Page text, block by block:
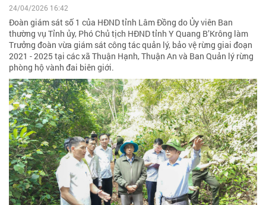
24/04/2026 16:42
Đoàn giám sát số 1 của HĐND tỉnh Lâm Đồng do Ủy viên Ban
thường vụ Tỉnh ủy, Phó Chủ tịch HĐND tỉnh Y Quang B’Krông làm
Trưởng đoàn vừa giám sát công tác quản lý, bảo vệ rừng giai đoạn
2021 - 2025 tại các xã Thuận Hạnh, Thuận An và Ban Quản lý rừng
phòng hộ vành đai biên giới.